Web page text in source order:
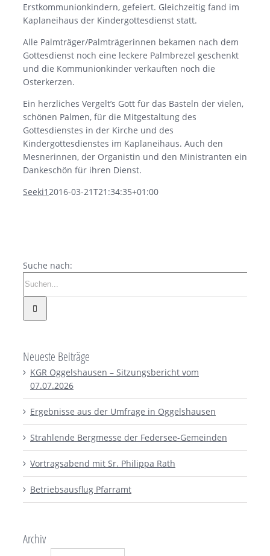
Erstkommunionkindern, gefeiert. Gleichzeitig fand im
Kaplaneihaus der Kindergottesdienst statt.
Alle Palmträger/Palmträgerinnen bekamen nach dem
Gottesdienst noch eine leckere Palmbrezel geschenkt
und die Kommunionkinder verkauften noch die
Osterkerzen.
Ein herzliches Vergelt’s Gott für das Basteln der vielen,
schönen Palmen, für die Mitgestaltung des
Gottesdienstes in der Kirche und des
Kindergottesdienstes im Kaplaneihaus. Auch den
Mesnerinnen, der Organistin und den Ministranten ein
Dankeschön für ihren Dienst.
Seeki1 2016-03-21T21:34:35+01:00
Suche nach:
Neueste Beiträge
KGR Oggelshausen – Sitzungsbericht vom
07.07.2026
Ergebnisse aus der Umfrage in Oggelshausen
Strahlende Bergmesse der Federsee-Gemeinden
Vortragsabend mit Sr. Philippa Rath
Betriebsausflug Pfarramt
Archiv